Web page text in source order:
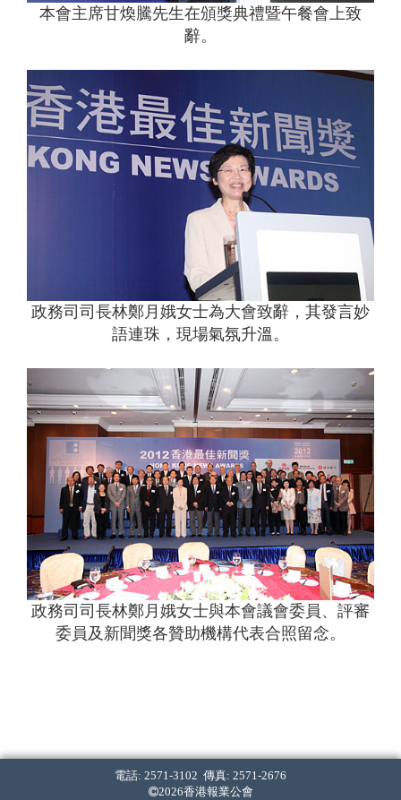
本會主席甘煥騰先生在頒獎典禮暨午餐會上致
辭。
政務司司長林鄭月娥女士為大會致辭，其發言妙
語連珠，現場氣氛升溫。
政務司司長林鄭月娥女士與本會議會委員、評審
委員及新聞獎各贊助機構代表合照留念。
電話: 2571-3102 傳真: 2571-2676
2026香港報業公會